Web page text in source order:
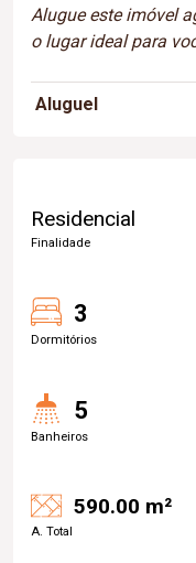
Alugue este imóvel
o lugar ideal para
Aluguel
Residencial
Finalidade
3
Dormitórios
5
Banheiros
590.00 m²
A. Total